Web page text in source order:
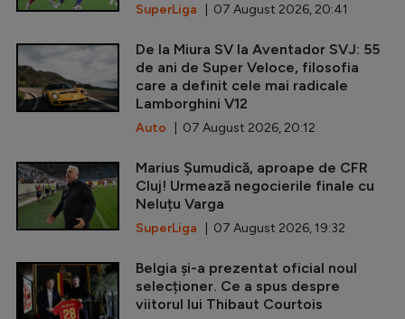
SuperLiga | 07 August 2026, 20:41
De la Miura SV la Aventador SVJ: 55
de ani de Super Veloce, filosofia
care a definit cele mai radicale
Lamborghini V12
Auto | 07 August 2026, 20:12
Marius Șumudică, aproape de CFR
Cluj! Urmează negocierile finale cu
Neluțu Varga
SuperLiga | 07 August 2026, 19:32
Belgia și-a prezentat oficial noul
selecționer. Ce a spus despre
viitorul lui Thibaut Courtois